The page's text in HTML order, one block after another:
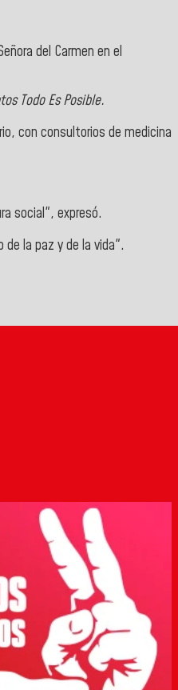
del Carmen en el
Todo Es Posible.
con consultorios de medicina
social", expresó.
de la paz y de la vida".